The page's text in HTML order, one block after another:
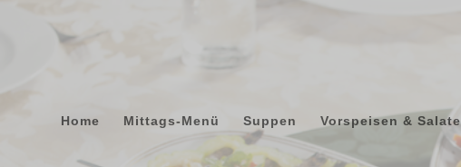
Home Mittags-Menü Suppen Vorspeisen & Salate